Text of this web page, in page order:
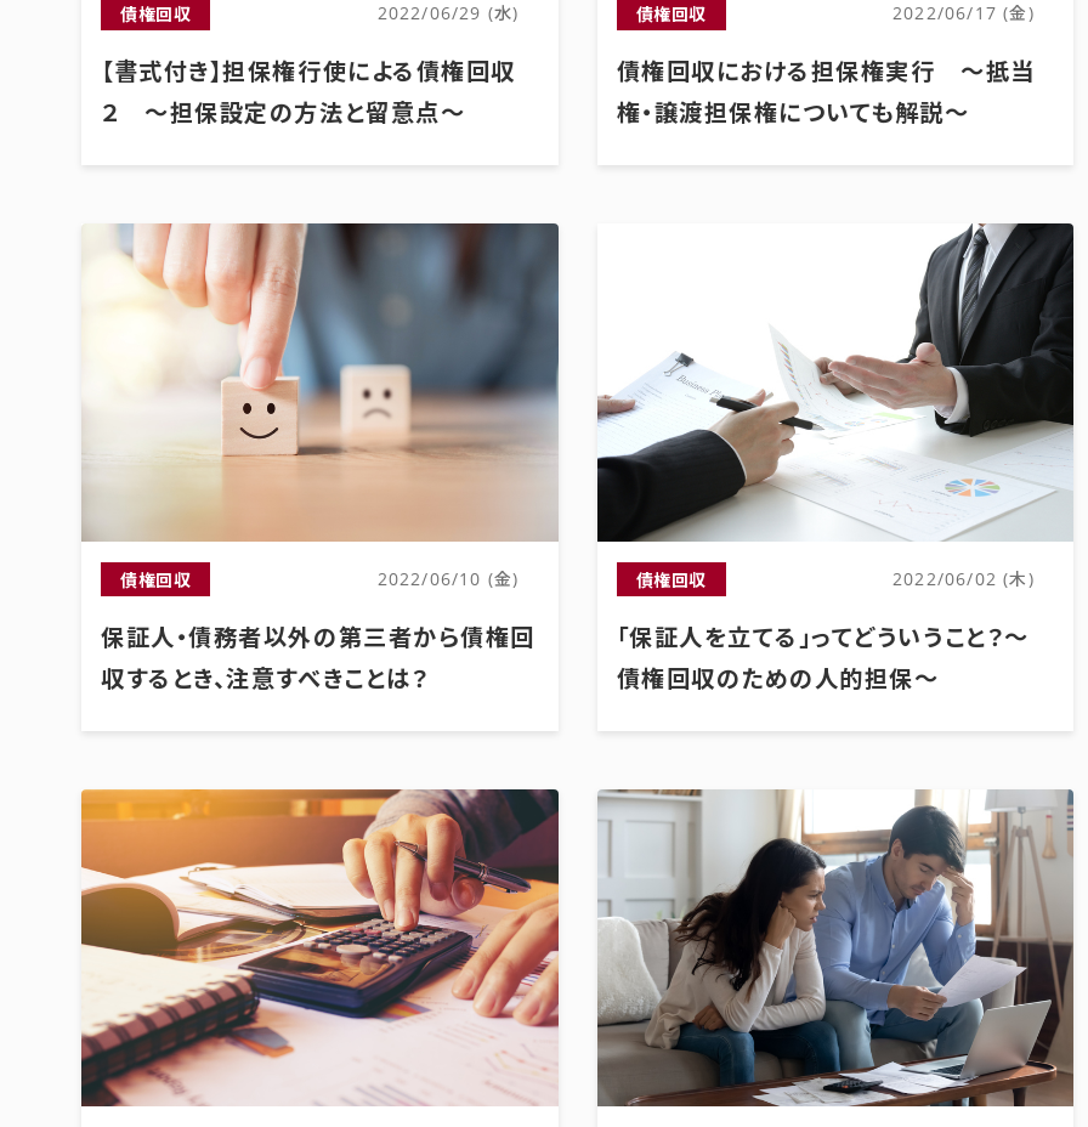
債権回収 2022/06/29 (水)
【書式付き】担保権行使による債権回収
２ ～担保設定の方法と留意点～
債権回収 2022/06/17 (金)
債権回収における担保権実行 ～抵当
権・譲渡担保権についても解説～
債権回収 2022/06/10 (金)
保証人・債務者以外の第三者から債権回
収するとき、注意すべきことは？
債権回収 2022/06/02 (木)
「保証人を立てる」ってどういうこと？～
債権回収のための人的担保～